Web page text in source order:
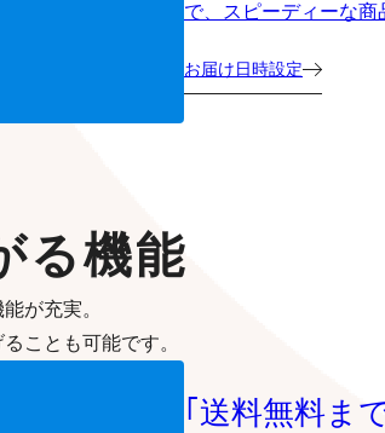
で、スピーディーな商
お届け日時設定
る機能
が充実。
ことも可能です。
｢送料無料ま